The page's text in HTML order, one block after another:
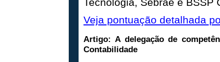
Tecnologia, Sebrae e
Veja pontuação detalhada
Artigo: A delegação de
Contabilidade